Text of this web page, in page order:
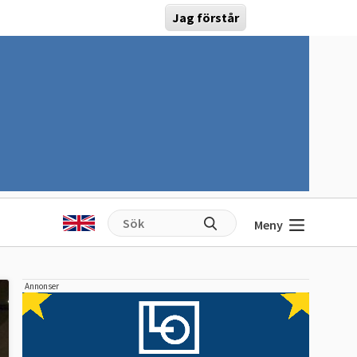
Jag förstår
Meny
Annonser